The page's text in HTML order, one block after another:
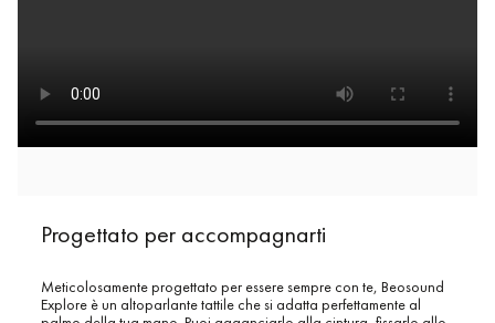
Progettato per accompagnarti
Meticolosamente progettato per essere sempre con te, Beosound
Explore è un altoparlante tattile che si adatta perfettamente al